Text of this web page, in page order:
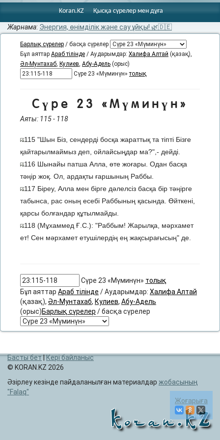
Koran.KZ Қысқа сүрелер мен дұға
Жарнама: Энергия, өнімділік және сау ұйқы! 🌿🇩🇪
Барлық сүрелер / басқа сүрелер
Бұл аяттар Араб тілінде / Аударымдар: Халифа Алтай (қазақ),
Әл-Мунтахаб, Кулиев, Абу-Адель (орыс)
Сүре 23 «Мүминүн»толық
Сүре 23 «Мүминүн»
Аяты: 115 - 118
115 "Шын Біз, сендерді босқа жараттық та тіпті Бізге
қайтарылмаймыз деп, ойлайсыңдар ма?",- дейді.
116 Шынайы патша Алла, өте жоғары. Одан басқа
тәңір жоқ. Ол, ардақты ғаршының Раббы.
117 Біреу, Алла мен бірге дәлелсіз басқа бір тәңірге
табынса, рас оның есебі Раббының қасында. Өйткені,
қарсы болғандар құтылмайды.
118 (Мұхаммед Ғ.С.): "Раббым! Жарылқа, мәрхамет
ет! Сен мәрхамет етушілердің ең жақсырағысың" де.
Сүре 23 «Мүминүн» толық
Бұл аяттар Араб тілінде / Аударымдар: Халифа Алтай
(қазақ), Әл-Мунтахаб, Кулиев, Абу-Адель
(орыс)Барлық сүрелер / басқа сүрелер
Жоғарыға
Басты бет|Кері байланыс
© KORAN.KZ 2026
Әзірлеу кезінде пайдаланылған материалдар жобасының
Falaq
Koran.KZ